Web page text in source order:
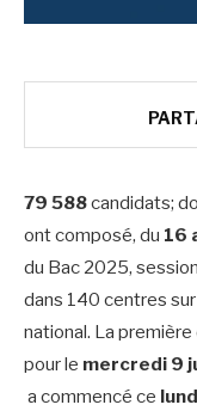
79 588candidats;
ont composé, du 16
du Bac 2025,
dans 140 centres
national. La
pour le mercredi 9
a commencé ce